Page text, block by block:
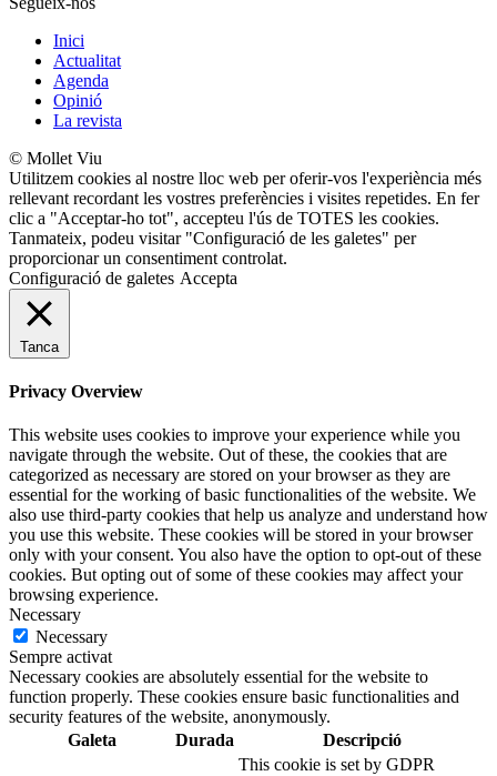
Inici
Actualitat
Agenda
Opinió
La revista
© Mollet Viu
Utilitzem cookies al nostre lloc web per oferir-vos l'experiència més
rellevant recordant les vostres preferències i visites repetides. En fer
clic a "Acceptar-ho tot", accepteu l'ús de TOTES les cookies.
Tanmateix, podeu visitar "Configuració de les galetes" per
proporcionar un consentiment controlat.
Configuració de galetes Accepta
Tanca
Privacy Overview
This website uses cookies to improve your experience while you
navigate through the website. Out of these, the cookies that are
categorized as necessary are stored on your browser as they are
essential for the working of basic functionalities of the website. We
also use third-party cookies that help us analyze and understand how
you use this website. These cookies will be stored in your browser
only with your consent. You also have the option to opt-out of these
cookies. But opting out of some of these cookies may affect your
browsing experience.
Necessary
Necessary
Sempre activat
Necessary cookies are absolutely essential for the website to
function properly. These cookies ensure basic functionalities and
security features of the website, anonymously.
Galeta
Durada
Descripció
This cookie is set by GDPR